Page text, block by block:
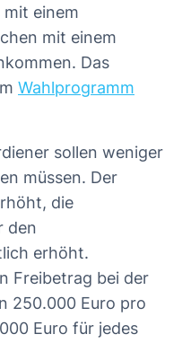
einem
mit einem
Das
Wahlprogramm
sollen weniger
müssen. Der
die
den
erhöht.
Freibetrag bei der
250.000 Euro pro
Euro für jedes